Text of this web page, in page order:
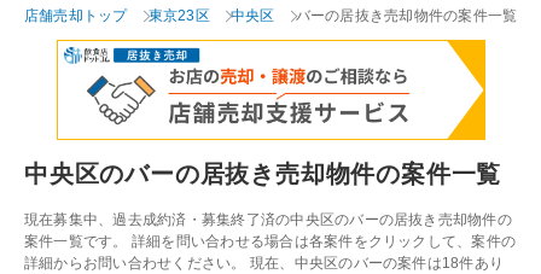
店舗売却トップ 東京23区 中央区 バーの居抜き売却物件の案件一覧
中央区のバーの居抜き売却物件の案件一覧
現在募集中、過去成約済・募集終了済の中央区のバーの居抜き売却物件の
案件一覧です。 詳細を問い合わせる場合は各案件をクリックして、案件の
詳細からお問い合わせください。 現在、中央区のバーの案件は18件あり